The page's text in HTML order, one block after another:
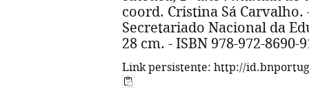
coord. Cristina Sá Carvalho.
Secretariado Nacional da
28 cm. - ISBN 978-972-8690-
Link persistente: http://